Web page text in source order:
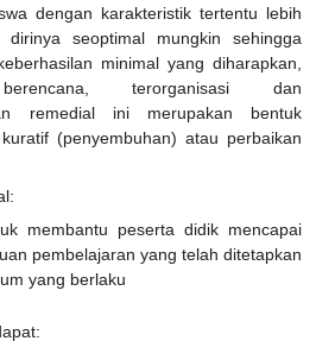
dengan karakteristik tertentu lebih
dirinya seoptimal mungkin sehingga
minimal yang diharapkan,
terorganisasi dan
remedial ini merupakan bentuk
(penyembuhan) atau perbaikan
membantu peserta didik mencapai
pembelajaran yang telah ditetapkan
yang berlaku